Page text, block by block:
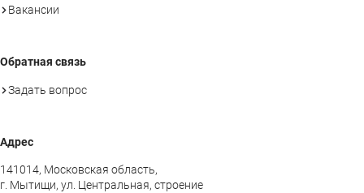
Вакансии
Обратная связь
Задать вопрос
Адрес
141014, Московская область,
г. Мытищи, ул. Центральная, строение